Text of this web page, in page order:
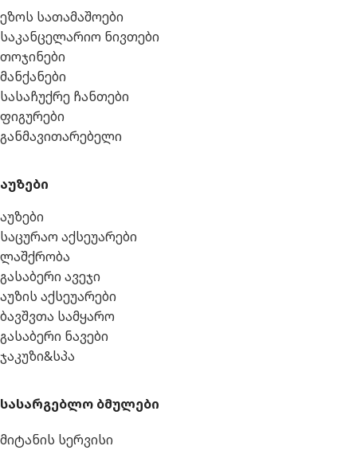
ეზოს სათამაშოები
საკანცელარიო ნივთები
თოჯინები
მანქანები
სასაჩუქრე ჩანთები
ფიგურები
განმავითარებელი
აუზები
აუზები
საცურაო აქსეუარები
ლაშქრობა
გასაბერი ავეჯი
აუზის აქსეუარები
ბავშვთა სამყარო
გასაბერი ნავები
ჯაკუზი&სპა
სასარგებლო ბმულები
მიტანის სერვისი